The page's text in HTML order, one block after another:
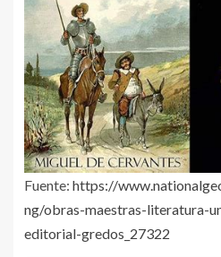
Fuente: https://
ng/obras-maestras-literatura-
editorial-gredos_27322